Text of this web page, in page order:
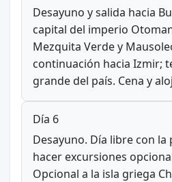
Desayuno y salida hacia
capital del imperio
Mezquita Verde y
continuación hacia Izmir;
grande del país. Cena y
Día 6
Desayuno. Día libre con la
hacer excursiones
Opcional a la isla griega